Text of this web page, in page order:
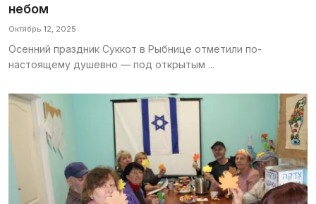
небом
Октябрь 12, 2025
Осенний праздник Суккот в Рыбнице отметили по-
настоящему душевно — под открытым ...